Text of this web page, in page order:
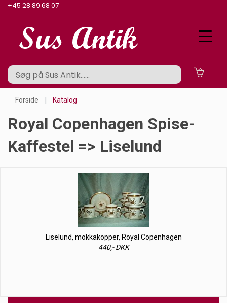
+45 28 89 68 07
Forside Katalog
Royal Copenhagen Spise-
Kaffestel => Liselund
Liselund, mokkakopper, Royal Copenhagen
440,- DKK